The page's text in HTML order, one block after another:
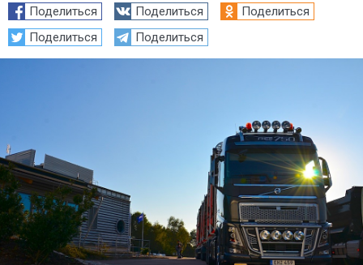
Поделиться Поделиться
Поделиться
Поделиться
Поделиться